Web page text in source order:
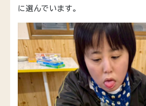
に選んでいます。